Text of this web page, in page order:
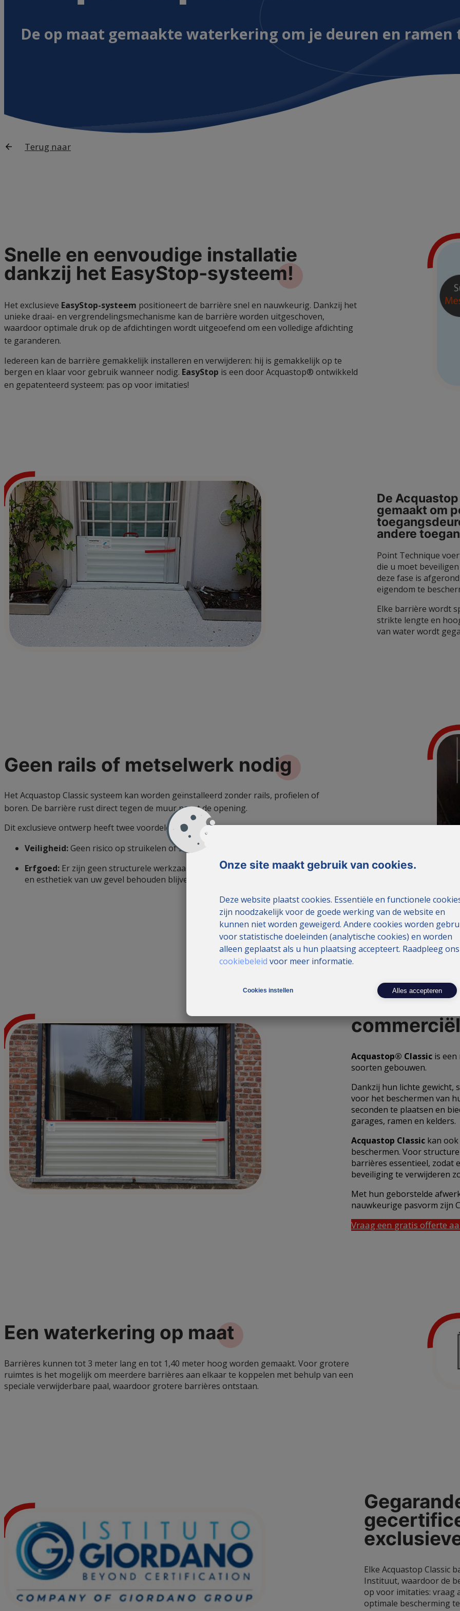
De op maat gemaakte waterkering om je deuren en ramen
Terug naar
Snelle en eenvoudige installatie
dankzij het EasyStop-systeem!
Het exclusieve EasyStop-systeem positioneert de barrière snel en nauwkeurig. Dankzij het
unieke draai- en vergrendelingsmechanisme kan de barrière worden uitgeschoven,
waardoor optimale druk op de afdichtingen wordt uitgeoefend om een volledige afdichting
te garanderen.
Iedereen kan de barrière gemakkelijk installeren en verwijderen: hij is gemakkelijk op te
bergen en klaar voor gebruik wanneer nodig. EasyStop is een door Acquastop® ontwikkeld
en gepatenteerd systeem: pas op voor imitaties!
De
gemaakt om
andere
Point Technique
die u moet
deze fase is
eigendom te
Elke barrière wordt
strikte lengte en
van water wordt
Geen rails of metselwerk nodig
Het Acquastop Classic systeem kan worden geïnstalleerd zonder rails, profielen of
boren. De barrière rust direct tegen de muur naast de opening.
Dit exclusieve ontwerp heeft twee voordelen:
Veiligheid:Geen risico op struikelen of snijden door vaste metalen rails.
Erfgoed: Er zijn geen structurele werkzaamheden nodig, waardoor de integriteit
en esthetiek van uw gevel behouden blijven.
Acquastop® Classic is
soorten gebouwen.
Dankzij hun lichte gewicht,
voor het beschermen van
seconden te plaatsen en
garages, ramen en kelders.
Acquastop Classic kan
beschermen. Voor
barrières essentieel, zodat
beveiliging te verwijderen
Met hun geborstelde
nauwkeurige pasvorm zijn
Vraag een gratis offerte
Een waterkering op maat
Barrières kunnen tot 3 meter lang en tot 1,40 meter hoog worden gemaakt. Voor grotere
ruimtes is het mogelijk om meerdere barrières aan elkaar te koppelen met behulp van een
speciale verwijderbare paal, waardoor grotere barrières ontstaan.
Elke Acquastop Classic
Instituut, waardoor de
op voor imitaties: vraag
optimale bescherming
Onze site maakt gebruik van cookies.
Deze website plaatst cookies. Essentiële en functionele
zijn noodzakelijk voor de goede werking van de website en
kunnen niet worden geweigerd. Andere cookies worden
voor statistische doeleinden (analytische cookies) en worden
alleen geplaatst als u hun plaatsing accepteert. Raadpleeg ons
cookiebeleid voor meer informatie.
Cookies instellen Alles accepteren